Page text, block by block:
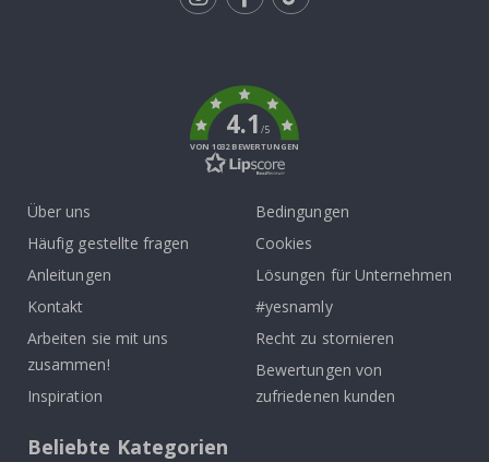
4.1/5
VON 1032 BEWERTUNGEN
Über uns
Häufig gestellte fragen
Anleitungen
Kontakt
Arbeiten sie mit uns
zusammen!
Inspiration
Bedingungen
Cookies
Lösungen für Unternehmen
#yesnamly
Recht zu stornieren
Bewertungen von
zufriedenen kunden
Beliebte Kategorien